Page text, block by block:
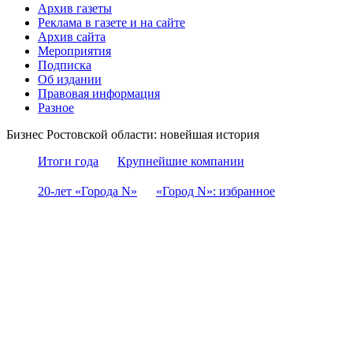
Архив газеты
Реклама в газете и на сайте
Архив сайта
Мероприятия
Подписка
Об издании
Правовая информация
Разное
Бизнес Ростовской области: новейшая история
Итоги года
Крупнейшие компании
20-лет «Города N» «Город N»: избранное